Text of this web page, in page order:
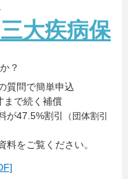
大疾病保
？
質問で簡単申込
まで続く補償
が47.5%割引
（団体割引
料をご覧ください。